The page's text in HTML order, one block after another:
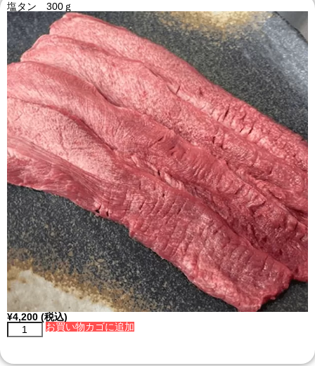
塩タン 300ｇ
¥4,200 (税込)
お買い物カゴに追加